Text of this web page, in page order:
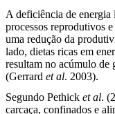
A deficiência de energia
processos reprodutivos
uma redução da
lado, dietas ricas em
resultam no acúmulo de
(Gerrard et al. 2003).
Segundo Pethick et al.
carcaça, confinados e